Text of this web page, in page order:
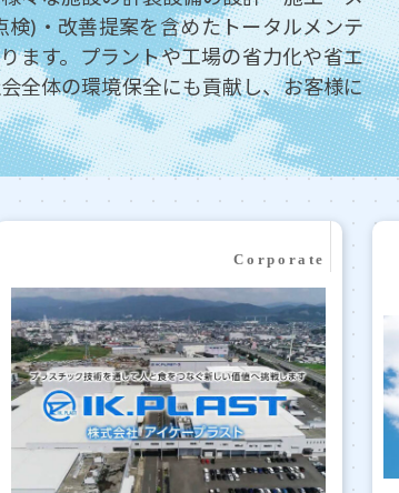
)・改善提案を含めたトータルメンテ
ます。プラントや工場の省力化や省エ
全体の環境保全にも貢献し、お客様に